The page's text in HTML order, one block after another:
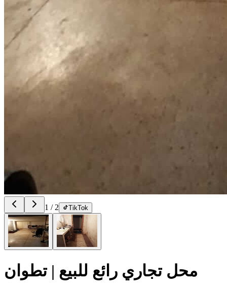
1 / 2 TikTok
محل تجاري رائع للبيع | تطوان